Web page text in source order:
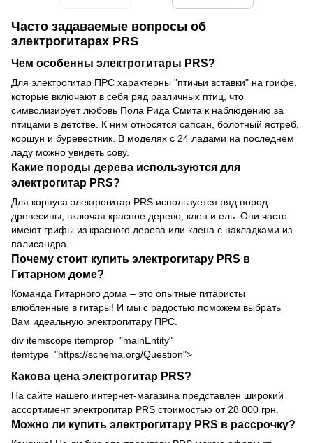
Часто задаваемые вопросы об
электрогитарах PRS
Чем особенны электрогитары PRS?
Для электрогитар ПРС характерны "птичьи вставки" на грифе,
которые включают в себя ряд различных птиц, что
символизирует любовь Пола Рида Смита к наблюдению за
птицами в детстве. К ним относятся сапсан, болотный ястреб,
коршун и буревестник. В моделях с 24 ладами на последнем
ладу можно увидеть сову.
Какие породы дерева используются для
электрогитар PRS?
Для корпуса электрогитар PRS используется ряд пород
древесины, включая красное дерево, клен и ель. Они часто
имеют грифы из красного дерева или клена с накладками из
палисандра.
Почему стоит купить электрогитару PRS в
Гитарном доме?
Команда Гитарного дома – это опытные гитаристы
влюбленные в гитары! И мы с радостью поможем выбрать
Вам идеальную электрогитару ПРС.
div itemscope itemprop="mainEntity"
itemtype="https://schema.org/Question">
Какова цена электрогитар PRS?
На сайте нашего интернет-магазина представлен широкий
ассортимент электрогитар PRS стоимостью от 28 000 грн.
Можно ли купить электрогитару PRS в рассрочку?